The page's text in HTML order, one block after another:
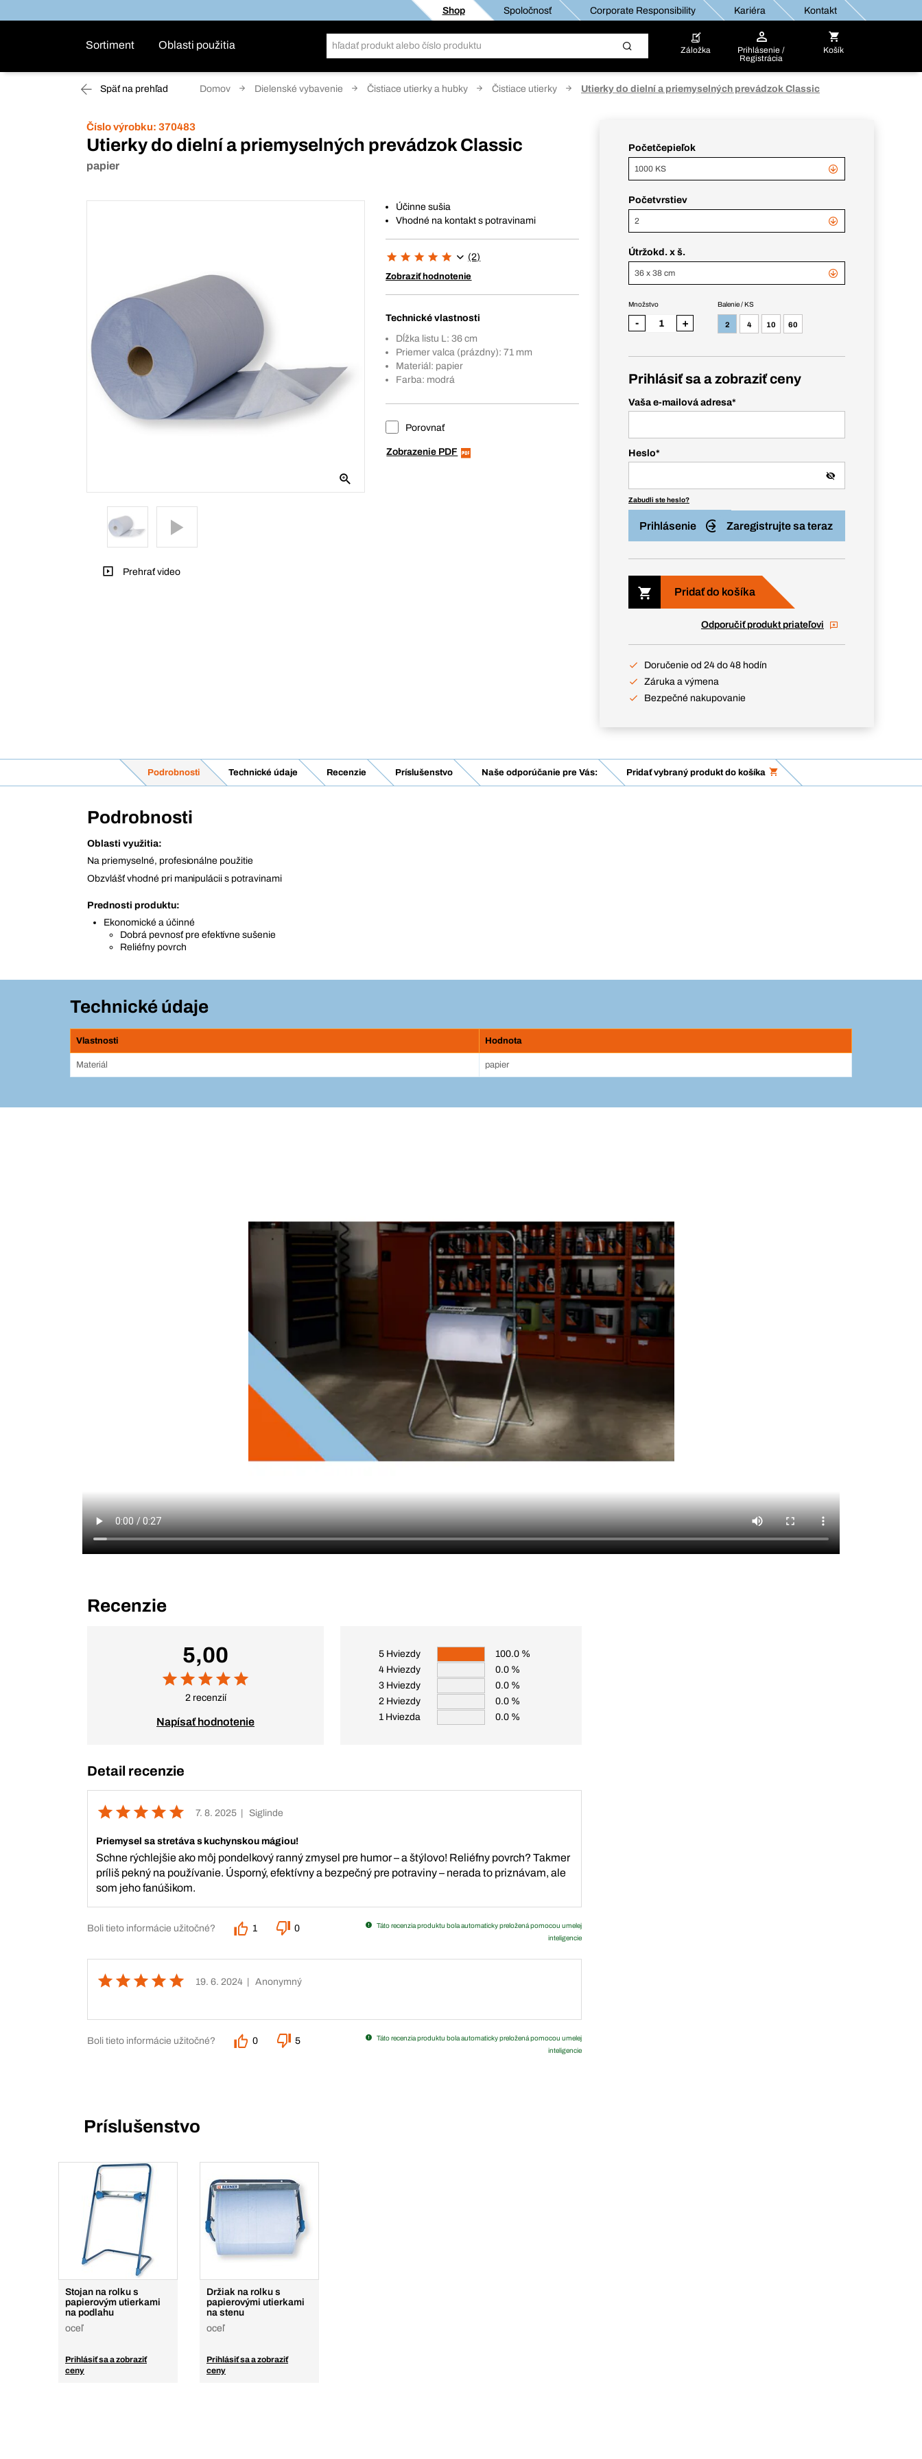
Shop Spoločnosť Corporate Responsibility Kariéra Kontakt
Sortiment Oblasti použitia Záložka
Prihlásenie /
Registrácia
Košík
Späť na prehľad Domov Dielenské vybavenie Čistiace utierky a hubky Čistiace utierky Utierky do dielní a priemyselných prevádzok Classic
Číslo výrobku: 370483
Utierky do dielní a priemyselných prevádzok Classic
papier
Prehrať video
Účinne sušia
Vhodné na kontakt s potravinami
(2)
Zobraziť hodnotenie
Technické vlastnosti
Dĺžka listu L: 36 cm
Priemer valca (prázdny): 71 mm
Materiál: papier
Farba: modrá
Porovnať
Zobrazenie PDF
Početčepieľok
1000 KS
Početvrstiev
2
Útržokd. x š.
36 x 38 cm
Balenie / KS
2 4 10 60
Množstvo
- +
Prihlásiť sa a zobraziť ceny
Vaša e-mailová adresa*
Heslo*
Zabudli ste heslo?
Prihlásenie Zaregistrujte sa teraz
Pridať do košíka
Odporučiť produkt priateľovi
Doručenie od 24 do 48 hodín
Záruka a výmena
Bezpečné nakupovanie
Podrobnosti Technické údaje Recenzie Príslušenstvo Naše odporúčanie pre Vás: Pridať vybraný produkt do košíka
Podrobnosti
Oblasti využitia:
Na priemyselné, profesionálne použitie
Obzvlášť vhodné pri manipulácii s potravinami
Prednosti produktu:
Ekonomické a účinné
Dobrá pevnosť pre efektívne sušenie
Reliéfny povrch
Technické údaje
Vlastnosti Hodnota
Materiál papier
Recenzie
5,00
2 recenzií
Napísať hodnotenie
5 Hviezdy
100.0 %
4 Hviezdy
0.0 %
3 Hviezdy
0.0 %
2 Hviezdy
0.0 %
1 Hviezda
0.0 %
Detail recenzie
7. 8. 2025 | Siglinde
Priemysel sa stretáva s kuchynskou mágiou!
Schne rýchlejšie ako môj pondelkový ranný zmysel pre humor – a štýlovo! Reliéfny povrch? Takmer
príliš pekný na používanie. Úsporný, efektívny a bezpečný pre potraviny – nerada to priznávam, ale
som jeho fanúšikom.
Boli tieto informácie užitočné? 1 0
Táto recenzia produktu bola automaticky preložená pomocou umelej
inteligencie
19. 6. 2024 | Anonymný
Boli tieto informácie užitočné? 0 5
Táto recenzia produktu bola automaticky preložená pomocou umelej
inteligencie
Príslušenstvo
Stojan na rolku s
papierovým utierkami
na podlahu
oceľ
Prihlásiť sa a zobraziť
ceny
Držiak na rolku s
papierovými utierkami
na stenu
oceľ
Prihlásiť sa a zobraziť
ceny